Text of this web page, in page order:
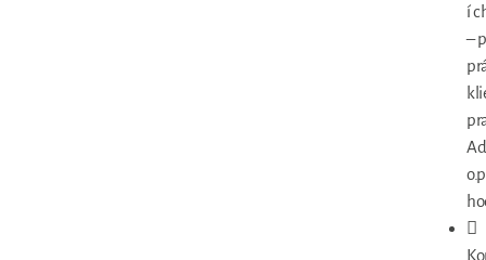
í
–
